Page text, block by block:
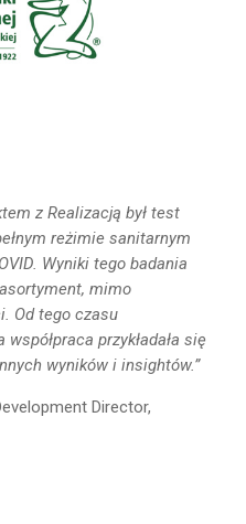
z Realizacją był test
reżimie sanitarnym
Wyniki tego badania
mimo
Od tego czasu
przykładała się
wyników i insightów.”
Director,